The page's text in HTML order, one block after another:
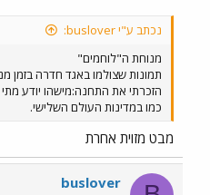
נכתב ע"י buslover:
מנוחת ה"לוחמים"
תמונות שצולמו באגד חדרה בזמן
הזכרתי את התחנה:מישהו יודע
כמו במדינות העולם השלישי.
מבט מזוית אחרת
buslover